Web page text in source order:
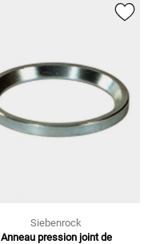
Siebenrock
Anneau pression joint de